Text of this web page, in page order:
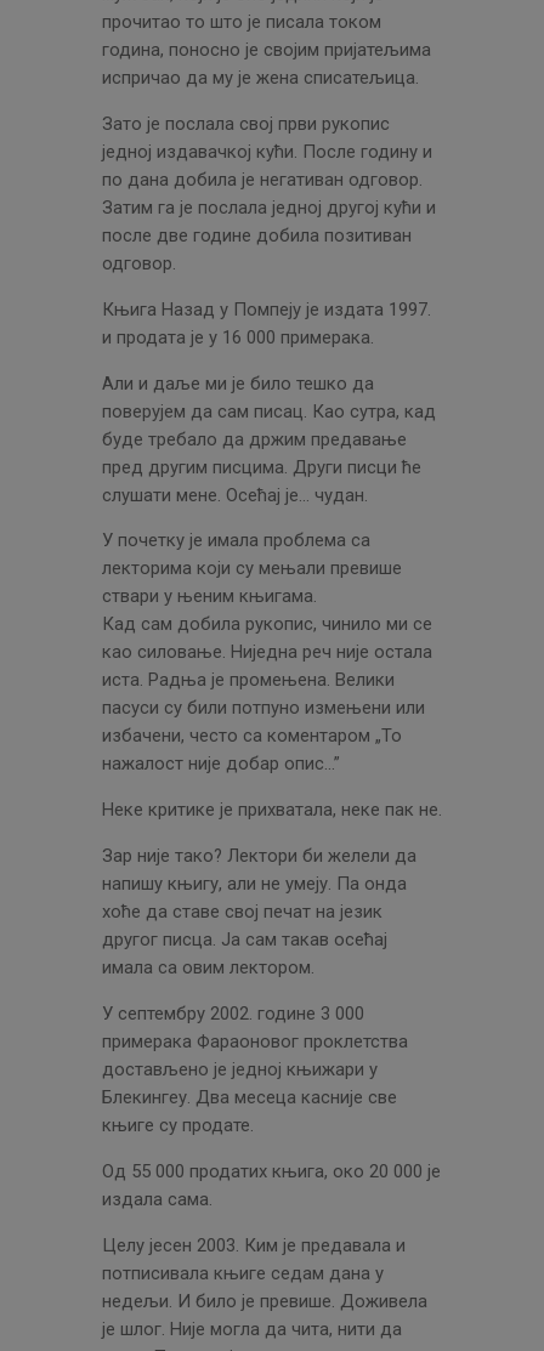
прочитао то што је писала током
година, поносно је својим пријатељима
испричао да му је жена списатељица.
Зато је послала свој први рукопис
једној издавачкој кући. После годину и
по дана добила је негативан одговор.
Затим га је послала једној другој кући и
после две године добила позитиван
одговор.
Књига Назад у Помпеју је издата 1997.
и продата је у 16 000 примерака.
Али и даље ми је било тешко да
поверујем да сам писац. Као сутра, кад
буде требало да држим предавање
пред другим писцима. Други писци ће
слушати мене. Осећај је… чудан.
У почетку је имала проблема са
лекторима који су мењали превише
ствари у њеним књигама.
Кад сам добила рукопис, чинило ми се
као силовање. Ниједна реч није остала
иста. Радња је промењена. Велики
пасуси су били потпуно измењени или
избачени, често са коментаром „То
нажалост није добар опис…”
Неке критике је прихватала, неке пак не.
Зар није тако? Лектори би желели да
напишу књигу, али не умеју. Па онда
хоће да ставе свој печат на језик
другог писца. Ја сам такав осећај
имала са овим лектором.
У септембру 2002. године 3 000
примерака Фараоновог проклетства
достављено је једној књижари у
Блекингеу. Два месеца касније све
књиге су продате.
Од 55 000 продатих књига, око 20 000 је
издала сама.
Целу јесен 2003. Ким је предавала и
потписивала књиге седам дана у
недељи. И било је превише. Доживела
је шлог. Није могла да чита, нити да